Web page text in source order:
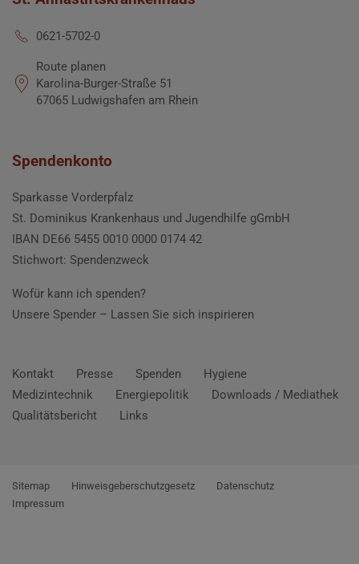
0621-5702-0
Route planen
Karolina-Burger-Straße 51
67065 Ludwigshafen am Rhein
Spendenkonto
Sparkasse Vorderpfalz
St. Dominikus Krankenhaus und Jugendhilfe gGmbH
IBAN DE66 5455 0010 0000 0174 42
Stichwort: Spendenzweck
Wofür kann ich spenden?
Unsere Spender – Lassen Sie sich inspirieren
Kontakt Presse Spenden
Hygiene
Medizintechnik
Energiepolitik
Downloads / Mediathek
Qualitätsbericht
Links
Sitemap Hinweisgeberschutzgesetz
Datenschutz
Impressum